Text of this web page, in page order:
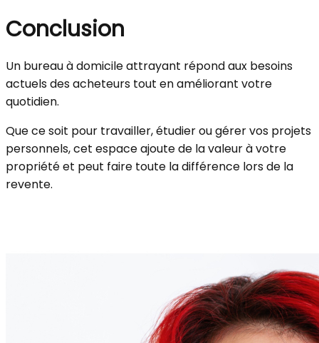
Conclusion
Un bureau à domicile attrayant répond aux besoins
actuels des acheteurs tout en améliorant votre
quotidien.
Que ce soit pour travailler, étudier ou gérer vos projets
personnels, cet espace ajoute de la valeur à votre
propriété et peut faire toute la différence lors de la
revente.